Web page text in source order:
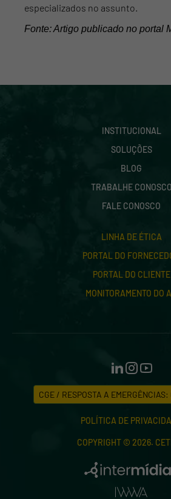
especializados no assunto.
Fonte: Artigo publicado no portal
INSTITUCIONAL
SOLUÇÕES
BLOG
TRABALHE CONOSCO
FALE CONOSCO
LINHA DE ÉTICA
PORTAL DO
PORTAL DO CLIENTE
MONITORAMENTO DO
CGE / RESPOSTA A
POLÍTICA DE
COPYRIGHT © 2026.